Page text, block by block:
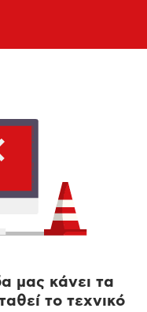
μας κάνει τα
το τεχνικό